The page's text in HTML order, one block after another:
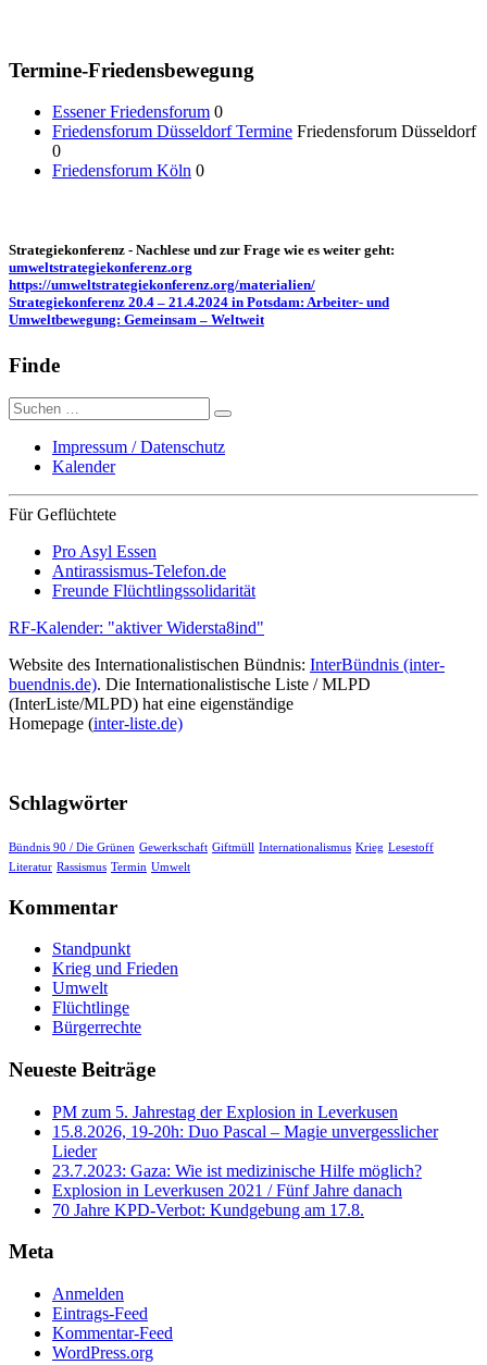
Termine-Friedensbewegung
Essener Friedensforum 0
Friedensforum Düsseldorf Termine Friedensforum Düsseldorf
0
Friedensforum Köln 0
Strategiekonferenz - Nachlese und zur Frage wie es weiter geht:
umweltstrategiekonferenz.org
https://umweltstrategiekonferenz.org/materialien/
Strategiekonferenz 20.4 – 21.4.2024 in Potsdam: Arbeiter- und
Umweltbewegung: Gemeinsam – Weltweit
Finde
Suche
nach:
Impressum / Datenschutz
Kalender
Für Geflüchtete
Pro Asyl Essen
Antirassismus-Telefon.de
Freunde Flüchtlingssolidarität
RF-Kalender: "aktiver Widersta8ind"
Website des Internationalistischen Bündnis: InterBündnis (inter-
buendnis.de). Die Internationalistische Liste / MLPD
(InterListe/MLPD) hat eine eigenständige
Homepage (inter-liste.de)
Schlagwörter
Bündnis 90 / Die Grünen Gewerkschaft Giftmüll Internationalismus Krieg Lesestoff
Literatur Rassismus Termin Umwelt
Kommentar
Standpunkt
Krieg und Frieden
Umwelt
Flüchtlinge
Bürgerrechte
Neueste Beiträge
PM zum 5. Jahrestag der Explosion in Leverkusen
15.8.2026, 19-20h: Duo Pascal – Magie unvergesslicher
Lieder
23.7.2023: Gaza: Wie ist medizinische Hilfe möglich?
Explosion in Leverkusen 2021 / Fünf Jahre danach
70 Jahre KPD‑Verbot: Kundgebung am 17.8.
Meta
Anmelden
Eintrags-Feed
Kommentar-Feed
WordPress.org